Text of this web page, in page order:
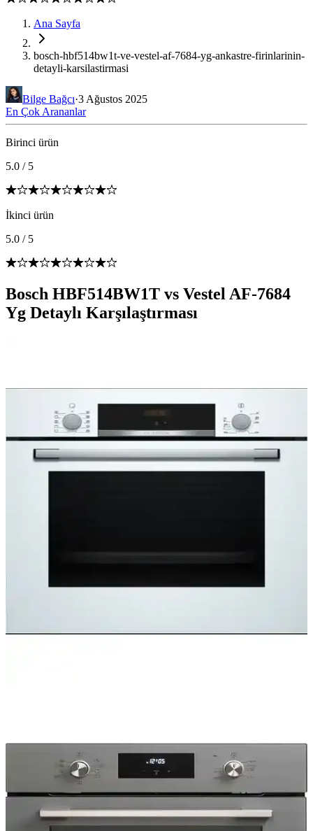
Ana Sayfa
bosch-hbf514bw1t-ve-vestel-af-7684-yg-ankastre-firinlarinin-
detayli-karsilastirmasi
Bilge Bağcı·3 Ağustos 2025
En Çok Arananlar
Birinci ürün
5.0 / 5
İkinci ürün
5.0 / 5
Bosch HBF514BW1T vs Vestel AF-7684
Yg Detaylı Karşılaştırması